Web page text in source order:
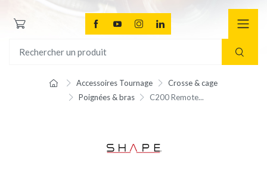
Accessoires Tournage
Crosse & cage
Poignées & bras
C200 Remote...